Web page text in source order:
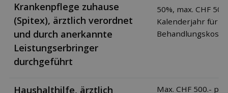
Krankenpflege zuhause
(Spitex), ärztlich verordnet
und durch anerkannte
Leistungserbringer
durchgeführt
50%, max. CHF
Kalenderjahr für
Haushalthilfe, ärztlich
Max. CHF 500.- pro